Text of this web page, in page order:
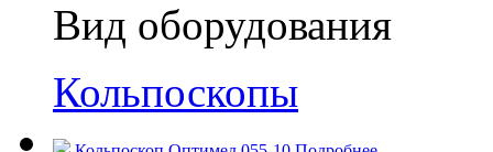
Вид оборудования
Кольпоскопы